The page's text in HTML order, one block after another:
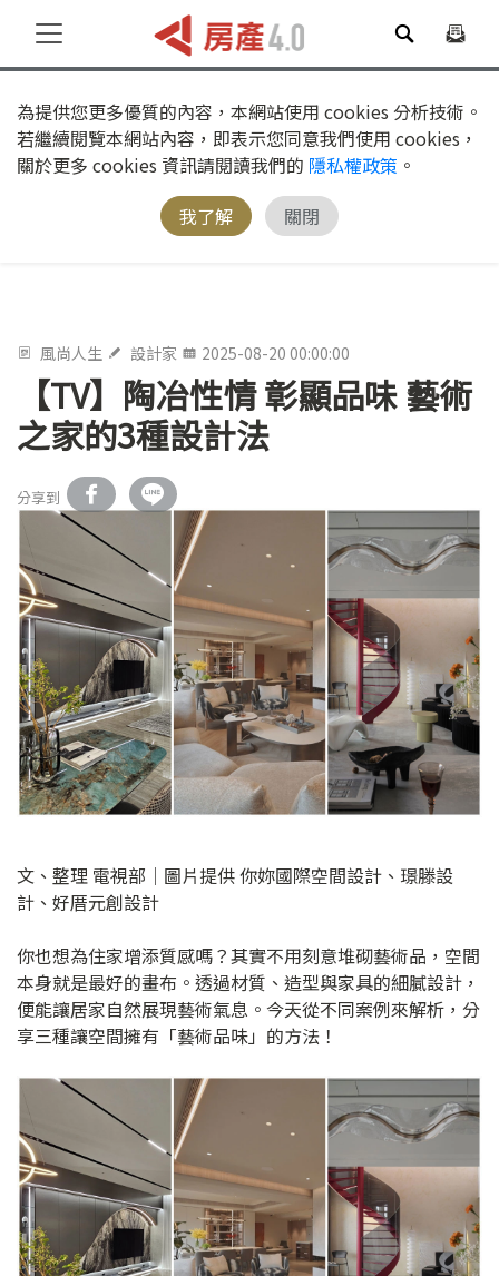
為提供您更多優質的內容，本網站使用 cookies 分析技術。
若繼續閱覽本網站內容，即表示您同意我們使用 cookies，
關於更多 cookies 資訊請閱讀我們的 隱私權政策 。
我了解
關閉
風尚人生 設計家 2025-08-20 00:00:00
【TV】陶冶性情 彰顯品味 藝術
之家的3種設計法
分享到
文、整理 電視部│圖片提供 你妳國際空間設計、璟滕設
計、好厝元創設計
你也想為住家增添質感嗎？其實不用刻意堆砌藝術品，空間
本身就是最好的畫布。透過材質、造型與家具的細膩設計，
便能讓居家自然展現藝術氣息。今天從不同案例來解析，分
享三種讓空間擁有「藝術品味」的方法！